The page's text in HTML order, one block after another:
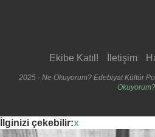
Ekibe Katıl! İletişim
2025 - Ne Okuyorum? Edebiyat Kültür
Okuyorum?
İlginizi çekebilir:x